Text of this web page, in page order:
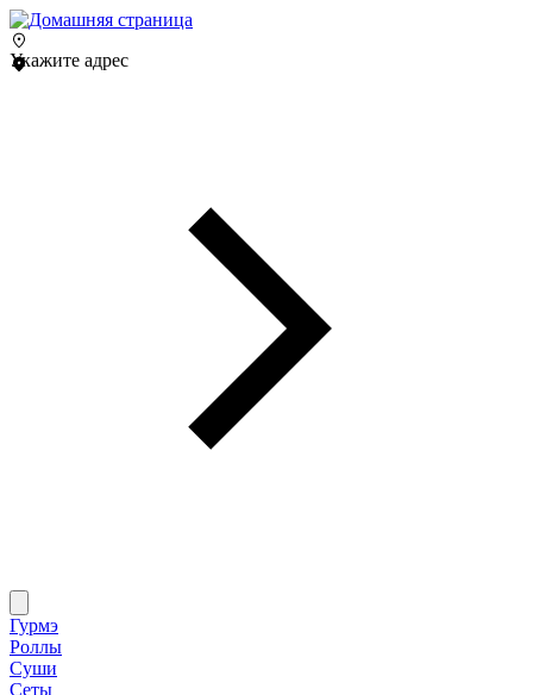
Укажите адрес
Гурмэ
Роллы
Суши
Сеты